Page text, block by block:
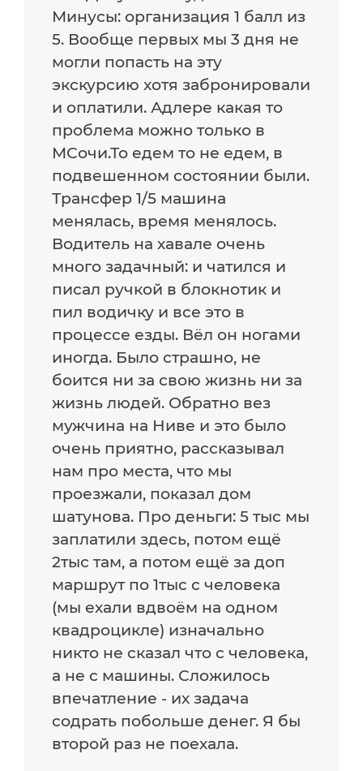
Минусы: организация 1 балл из
5. Вообще первых мы 3 дня не
могли попасть на эту
экскурсию хотя забронировали
и оплатили. Адлере какая то
проблема можно только в
МСочи.То едем то не едем, в
подвешенном состоянии были.
Трансфер 1/5 машина
менялась, время менялось.
Водитель на хавале очень
много задачный: и чатился и
писал ручкой в блокнотик и
пил водичку и все это в
процессе езды. Вёл он ногами
иногда. Было страшно, не
боится ни за свою жизнь ни за
жизнь людей. Обратно вез
мужчина на Ниве и это было
очень приятно, рассказывал
нам про места, что мы
проезжали, показал дом
шатунова. Про деньги: 5 тыс мы
заплатили здесь, потом ещё
2тыс там, а потом ещё за доп
маршрут по 1тыс с человека
(мы ехали вдвоём на одном
квадроцикле) изначально
никто не сказал что с человека,
а не с машины. Сложилось
впечатление - их задача
содрать побольше денег. Я бы
второй раз не поехала.